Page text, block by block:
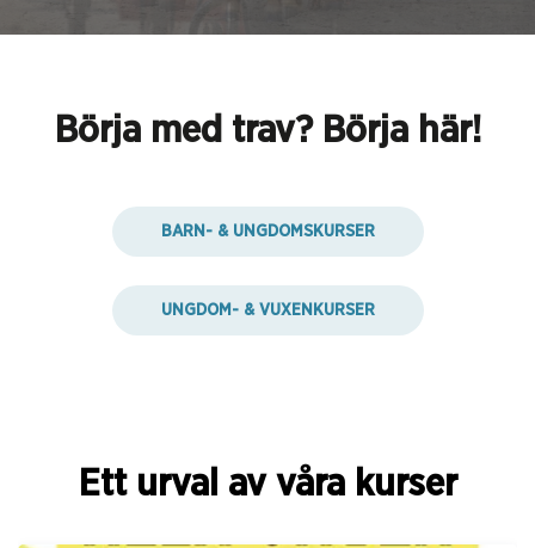
Börja med trav? Börja här!
BARN- & UNGDOMSKURSER
UNGDOM- & VUXENKURSER
Ett urval av våra kurser